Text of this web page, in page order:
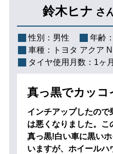
鈴木ヒナ さ
性別： 男性 年齢：
車種：
トヨタ アクア
タイヤ使用月数： 1ヶ月
真っ黒でカッコ
インチアップしたので
は悪くなりました。こ
真っ黒!白い車に黒い
いますが、ホイールハ